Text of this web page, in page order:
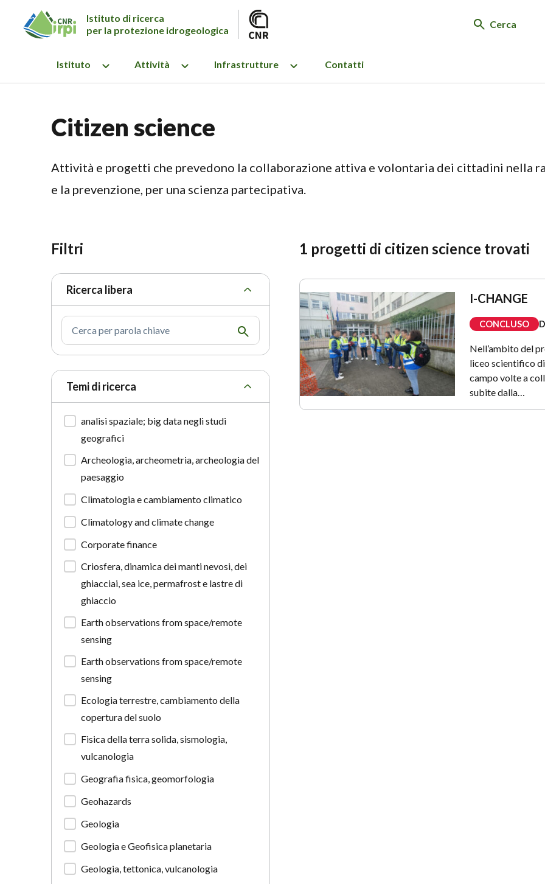
Istituto di ricerca
per la protezione idrogeologica
Cerca
Istituto Attività Infrastrutture Contatti
Citizen science
Attività e progetti che prevedono la collaborazione attiva e volontaria dei cittadini nella
e la prevenzione, per una scienza partecipativa.
Filtri
Ricerca libera
Cerca per parola chiave
Temi di ricerca
analisi spaziale; big data negli studi
geografici
Archeologia, archeometria, archeologia del
paesaggio
Climatologia e cambiamento climatico
Climatology and climate change
Corporate finance
Criosfera, dinamica dei manti nevosi, dei
ghiacciai, sea ice, permafrost e lastre di
ghiaccio
Earth observations from space/remote
sensing
Earth observations from space/remote
sensing
Ecologia terrestre, cambiamento della
copertura del suolo
Fisica della terra solida, sismologia,
vulcanologia
Geografia fisica, geomorfologia
Geohazards
Geologia
Geologia e Geofisica planetaria
Geologia, tettonica, vulcanologia
1 progetti di citizen science trovati
I-CHANGE
CONCLUSO
Nell’ambito del
liceo scientifico
campo volte a
subite dalla…